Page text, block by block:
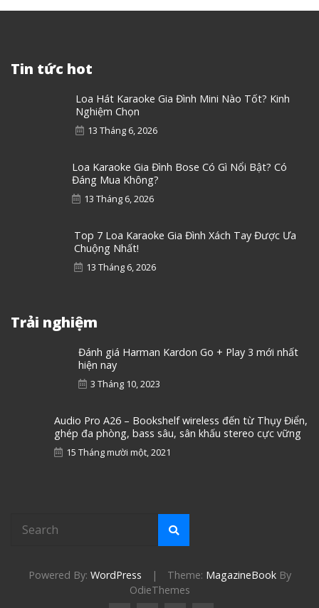
Tin tức hot
Loa Hát Karaoke Gia Đình Mini Nào Tốt? Kinh
Nghiệm Chọn
13 Tháng 6, 2026
Loa Karaoke Gia Đình Bose Có Gì Nổi Bật? Có
Đáng Mua Không?
13 Tháng 6, 2026
Top 7 Loa Karaoke Gia Đình Xách Tay Được Ưa
Chuộng Nhất!
13 Tháng 6, 2026
Trải nghiệm
Đánh giá Harman Kardon Go + Play 3 mới nhất
hiện nay
3 Tháng 10, 2023
Audio Pro A26 – Bookshelf wireless đến từ Thụy Điển,
ghép đa phòng, bass sâu, sân khấu stereo cực vững
15 Tháng mười một, 2021
Powered By: WordPress | Theme: MagazineBookBy
OdieThemes